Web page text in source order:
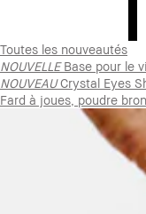
Toutes les nouveautés
NOUVELLEBase pour le
NOUVEAUCrystal Eyes
Fard à joues, poudre